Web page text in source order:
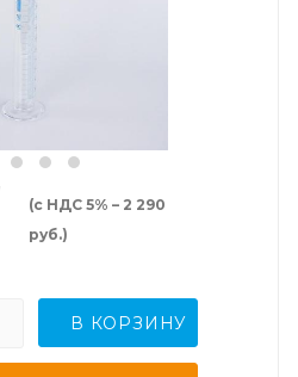
(с НДС 5% – 2 290
руб.)
В КОРЗИНУ